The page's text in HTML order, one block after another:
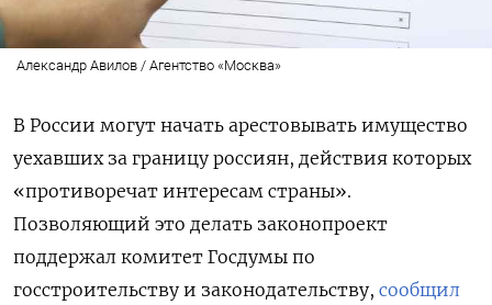
Александр Авилов / Агентство «Москва»
В России могут начать арестовывать имущество
уехавших за границу россиян, действия которых
«противоречат интересам страны».
Позволяющий это делать законопроект
поддержал комитет Госдумы по
госстроительству и законодательству, сообщил